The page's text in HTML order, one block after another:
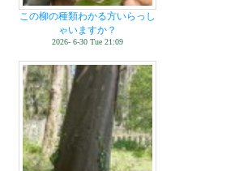
この柳の種類わかる方いらっし
ゃいますか？
2026- 6-30 Tue 21:09